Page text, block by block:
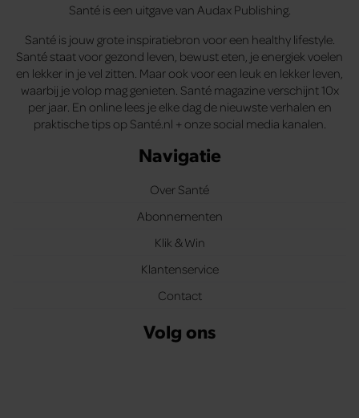
Santé is een uitgave van Audax Publishing.
Santé is jouw grote inspiratiebron voor een healthy lifestyle.
Santé staat voor gezond leven, bewust eten, je energiek voelen
en lekker in je vel zitten. Maar ook voor een leuk en lekker leven,
waarbij je volop mag genieten. Santé magazine verschijnt 10x
per jaar. En online lees je elke dag de nieuwste verhalen en
praktische tips op Santé.nl + onze social media kanalen.
Navigatie
Over Santé
Abonnementen
Klik & Win
Klantenservice
Contact
Volg ons